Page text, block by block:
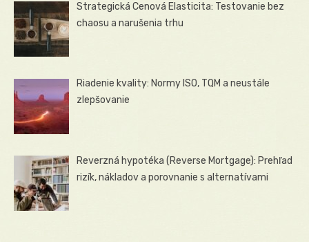
Strategická Cenová Elasticita: Testovanie bez
chaosu a narušenia trhu
Riadenie kvality: Normy ISO, TQM a neustále
zlepšovanie
Reverzná hypotéka (Reverse Mortgage): Prehľad
rizík, nákladov a porovnanie s alternatívami